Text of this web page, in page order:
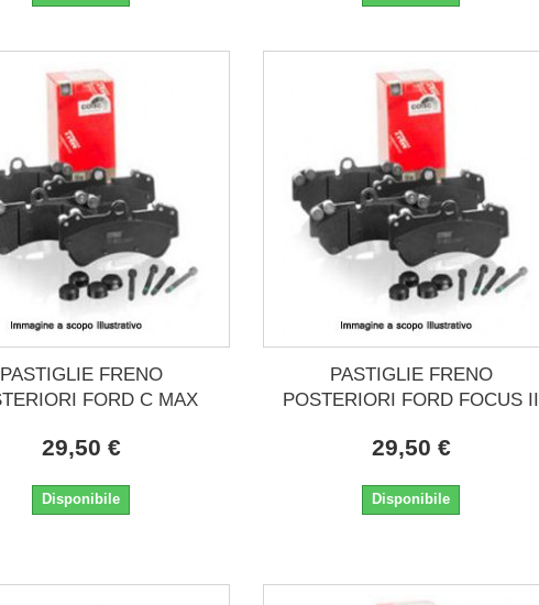
PASTIGLIE FRENO
FORD C MAX
29,50 €
Disponibile
PASTIGLIE FRENO
POSTERIORI FORD FOCUS II
29,50 €
Disponibile